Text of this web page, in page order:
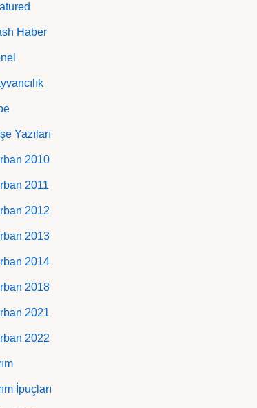
Haber
Yazıları
2010
2011
2012
2013
2014
2018
2021
2022
İpuçları